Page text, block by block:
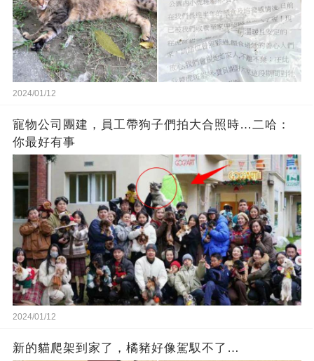
2024/01/12
寵物公司團建，員工帶狗子們拍大合照時…二哈：
你最好有事
2024/01/12
新的貓爬架到家了，橘豬好像駕馭不了…